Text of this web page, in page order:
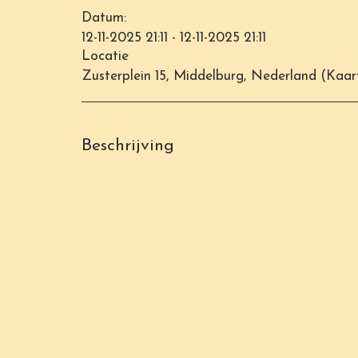
Datum:
12-11-2025 21:11 - 12-11-2025 21:11
Locatie
Zusterplein 15, Middelburg, Nederland (
Beschrijving